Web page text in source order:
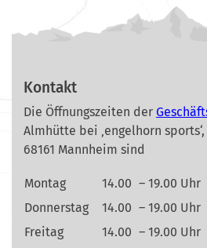
Kontakt
Die Öffnungszeiten der
Almhütte bei ‚engelhorn sports‘,
68161 Mannheim sind
Montag 14.00 – 19.00 Uhr
Donnerstag
14.00 – 19.00 Uhr
Freitag
14.00 – 19.00 Uhr